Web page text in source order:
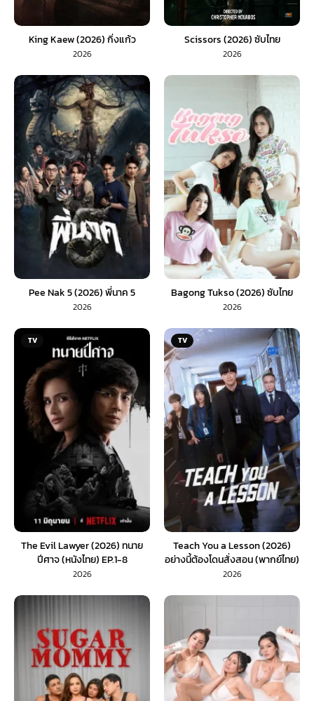
King Kaew (2026) กิ่งแก้ว
2026
Scissors (2026) ซับไทย
2026
Pee Nak 5 (2026) พี่นาค 5
2026
Bagong Tukso (2026) ซับไทย
2026
TV
The Evil Lawyer (2026) ทนาย
ปีศาจ (หนังไทย) EP.1-8
2026
TV
Teach You a Lesson (2026)
อย่างนี้ต้องโดนสั่งสอน (พากย์ไทย)
EP.1-10
2026